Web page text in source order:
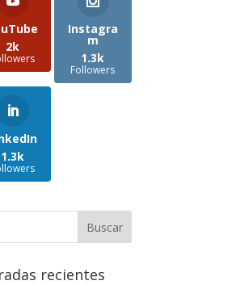
2k
Instagra
m
1.3k
Followers
1.3k
recientes